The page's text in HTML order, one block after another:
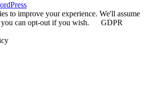
to improve your experience. We'll assume
can opt-out if you wish.
GDPR